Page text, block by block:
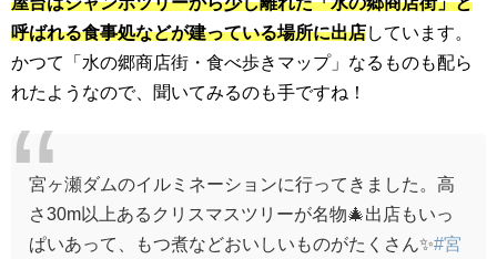
呼ばれる食事処などが建っている場所に出店しています。
かつて「水の郷商店街・食べ歩きマップ」なるものも配ら
れたようなので、聞いてみるのも手ですね！
宮ヶ瀬ダムのイルミネーションに行ってきました。高
さ30m以上あるクリスマスツリーが名物🎄出店もいっ
ぱいあって、もつ煮などおいしいものがたくさん✨#宮